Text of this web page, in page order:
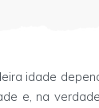
idade
e, na